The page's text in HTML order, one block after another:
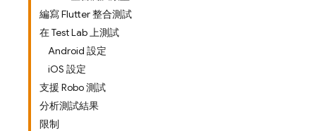
編寫 Flutter 整合測試
在 Test Lab 上測試
Android 設定
iOS 設定
支援 Robo 測試
分析測試結果
限制